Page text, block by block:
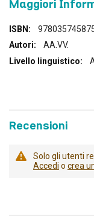
Maggiori
Maggiori
InformazioniAA.VV.
Recensioni
Solo gli utenti
Accedi o crea